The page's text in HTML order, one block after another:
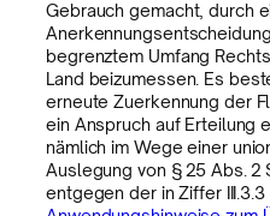
Gebrauch gemacht, durch
begrenztem Umfang
Land beizumessen. Es
erneute Zuerkennung der
ein Anspruch auf Erteilung
nämlich im Wege einer
Auslegung von § 25 Abs. 2
entgegen der in Ziffer